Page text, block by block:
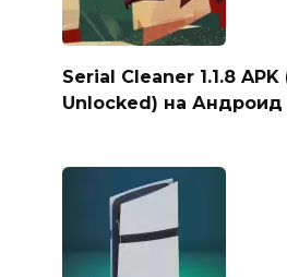
Serial Cleaner 1.1.8 APK
Unlocked) на Андроид